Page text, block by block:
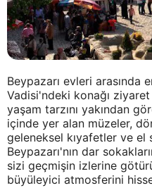
Beypazarı evleri arasında
Vadisi'ndeki konağı
yaşam tarzını yakından
içinde yer alan müzeler,
geleneksel kıyafetler ve el
Beypazarı'nın dar
sizi geçmişin izlerine
büyüleyici atmosferini